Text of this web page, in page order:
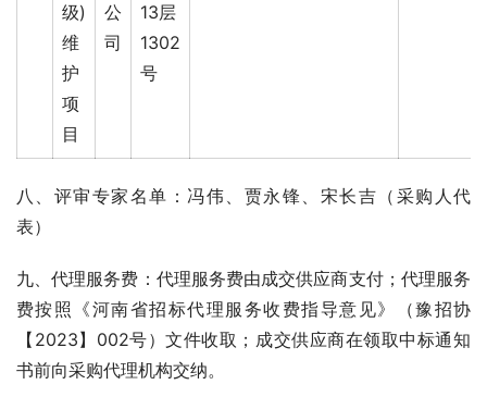
级)
维
护
项
目
公
司
13层
1302
号
八、评审专家名单：冯伟、贾永锋、宋长吉（采购人代
表）
九、代理服务费：代理服务费由成交供应商支付；代理服务
费按照《河南省招标代理服务收费指导意见》（豫招协
【2023】002号）文件收取；成交供应商在领取中标通知
书前向采购代理机构交纳。